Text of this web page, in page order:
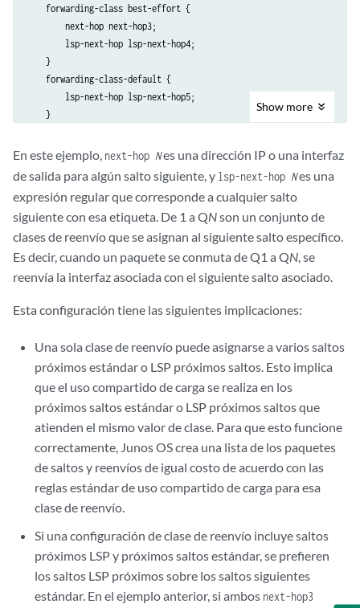
    forwarding-class best-effort {
        next-hop next-hop3;
        lsp-next-hop lsp-next-hop4;
    }
    forwarding-class-default {
        lsp-next-hop lsp-next-hop5;
    }
Show more
En este ejemplo, next-hop Nes una dirección IP o una interfaz
de salida para algún salto siguiente, y lsp-next-hop Nes una
expresión regular que corresponde a cualquier salto
siguiente con esa etiqueta. De 1 a QNson un conjunto de
clases de reenvío que se asignan al siguiente salto específico.
Es decir, cuando un paquete se conmuta de Q1 a QN, se
reenvía la interfaz asociada con el siguiente salto asociado.
Esta configuración tiene las siguientes implicaciones:
Una sola clase de reenvío puede asignarse a varios saltos
próximos estándar o LSP próximos saltos. Esto implica
que el uso compartido de carga se realiza en los
próximos saltos estándar o LSP próximos saltos que
atienden el mismo valor de clase. Para que esto funcione
correctamente, Junos OS crea una lista de los paquetes
de saltos y reenvíos de igual costo de acuerdo con las
reglas estándar de uso compartido de carga para esa
clase de reenvío.
Si una configuración de clase de reenvío incluye saltos
próximos LSP y próximos saltos estándar, se prefieren
los saltos LSP próximos sobre los saltos siguientes
estándar. En el ejemplo anterior, si ambos next-hop3